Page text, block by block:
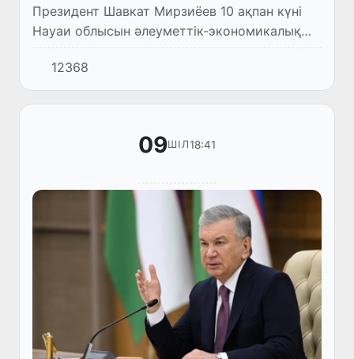
Президент Шавкат Мирзиёев 10 ақпан күні
Науаи облысын әлеуметтік-экономикалық
дамыту бойынша атқарылып жатқан
жұмыстар мен алдағы басым міндеттерге
арналған кеңес өткізді.
12368
09ШІЛ18:41